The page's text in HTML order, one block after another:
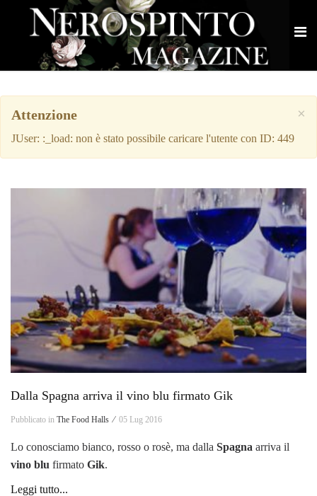
×
Attenzione
JUser: :_load: non è stato possibile caricare l'utente con ID: 449
Dalla Spagna arriva il vino blu firmato Gik
Pubblicato in The Food Halls ⁄ 05 Lug 2016
Lo conosciamo bianco, rosso o rosè, ma dalla Spagna arriva il
vino blu firmato Gik.
Leggi tutto...